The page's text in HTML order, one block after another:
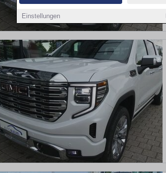
Einstellungen